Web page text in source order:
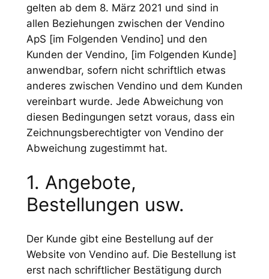
gelten ab dem 8. März 2021 und sind in
allen Beziehungen zwischen der Vendino
ApS [im Folgenden Vendino] und den
Kunden der Vendino, [im Folgenden Kunde]
anwendbar, sofern nicht schriftlich etwas
anderes zwischen Vendino und dem Kunden
vereinbart wurde. Jede Abweichung von
diesen Bedingungen setzt voraus, dass ein
Zeichnungsberechtigter von Vendino der
Abweichung zugestimmt hat.
1. Angebote,
Bestellungen usw.
Der Kunde gibt eine Bestellung auf der
Website von Vendino auf. Die Bestellung ist
erst nach schriftlicher Bestätigung durch